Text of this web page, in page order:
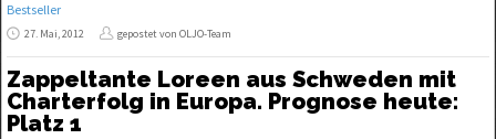
Bestseller
27. Mai, 2012 gepostet von OLJO-Team
Zappeltante Loreen aus Schweden mit
Charterfolg in Europa. Prognose heute:
Platz 1